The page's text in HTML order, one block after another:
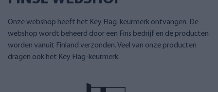
Onze webshop heeft het Key Flag-keurmerk ontvangen. De
webshop wordt beheerd door een Fins bedrijf en de producten
worden vanuit Finland verzonden. Veel van onze producten
dragen ook het Key Flag-keurmerk.